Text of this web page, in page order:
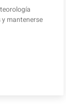
mantenerse